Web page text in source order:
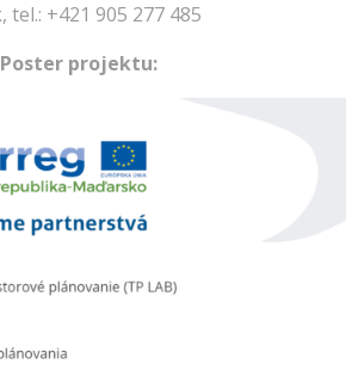
tel.: +421 905 277 485
Poster projektu: